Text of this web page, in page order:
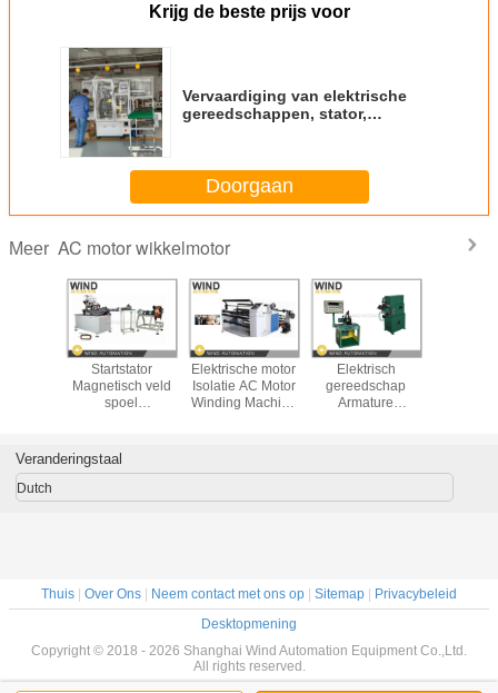
Krijg de beste prijs voor
Vervaardiging van elektrische
gereedschappen, stator,
Doorgaan
Meer AC motor wikkelmotor
Startstator
Magnetisch veld
spoel
Winder
Elektrische motor
Isolatie AC Motor
Winding Machine
Elektrisch
gereedschap
Armature
verwijdering van
Veranderingstaal
Dutch
Thuis | Over Ons | Neem contact met ons op | Sitemap | Privacybeleid
Desktopmening
Copyright © 2018 - 2026 Shanghai Wind Automation Equipment Co.,Ltd.
All rights reserved.